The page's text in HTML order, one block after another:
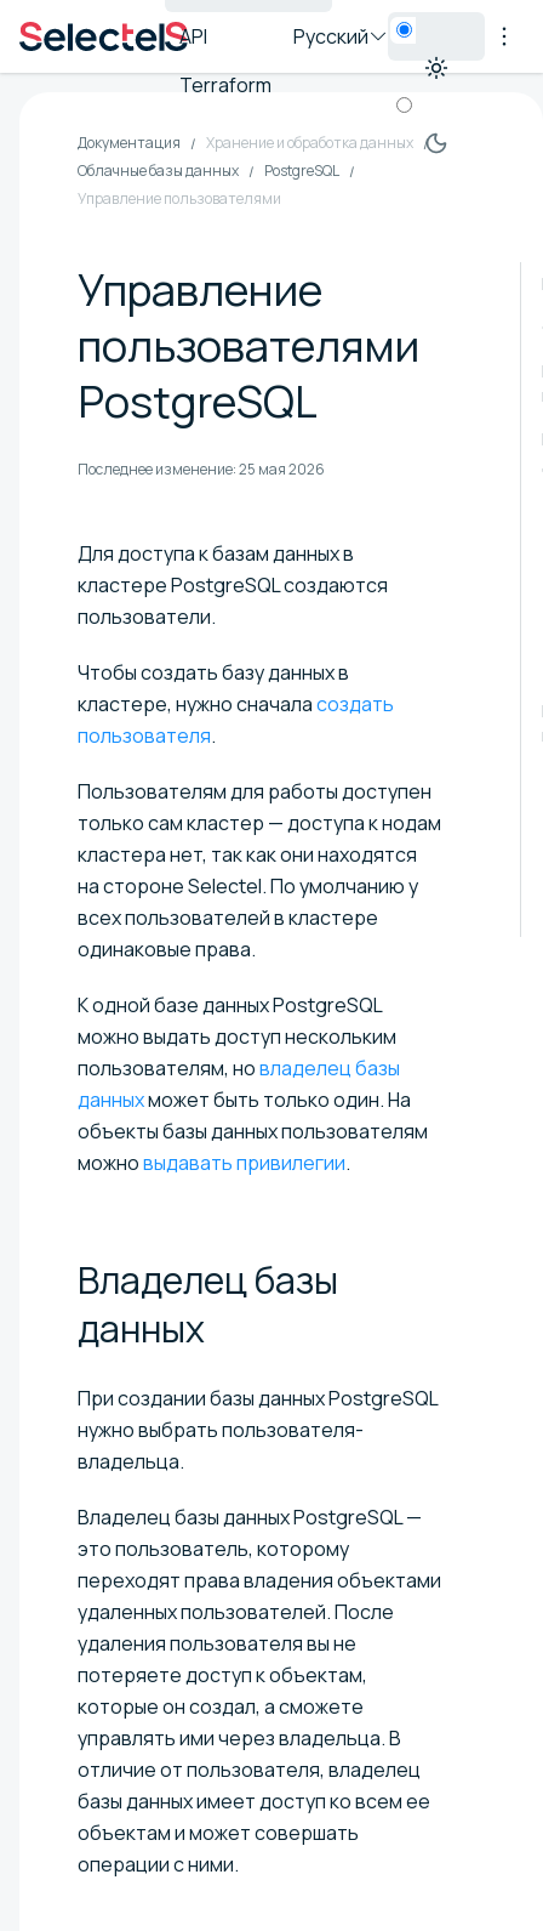
API
Terraform
Русский
Документация
Хранение и обработка данных
Облачные базы данных
PostgreSQL
Управление пользователями
Управление
пользователями
PostgreSQL
Последнее изменение:25 мая 2026
Для доступа к базам данных в
кластере PostgreSQL создаются
пользователи.
Чтобы создать базу данных в
кластере, нужно сначаласоздать
пользователя.
Пользователям для работы доступен
только сам кластер — доступа к нодам
кластера нет, так как они находятся
на стороне Selectel. По умолчанию у
всех пользователей в кластере
одинаковые права.
К одной базе данных PostgreSQL
можно выдать доступ нескольким
пользователям, новладелец базы
данныхможет быть только один. На
объекты базы данных пользователям
можновыдавать привилегии.
Владелец базы
данных
При создании базы данных PostgreSQL
нужно выбрать пользователя-
владельца.
Владелец базы данных PostgreSQL —
это пользователь, которому
переходят права владения объектами
удаленных пользователей. После
удаления пользователя вы не
потеряете доступ к объектам,
которые он создал, а сможете
управлять ими через владельца. В
отличие от пользователя, владелец
базы данных имеет доступ ко всем ее
объектам и может совершать
операции с ними.